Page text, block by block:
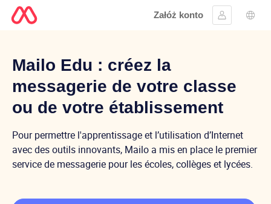
Załóż konto
Zaloguj się
Mailo Edu : créez la
messagerie de votre classe
ou de votre établissement
Pour permettre l'apprentissage et l’utilisation d’Internet
avec des outils innovants, Mailo a mis en place le premier
service de messagerie pour les écoles, collèges et lycées.